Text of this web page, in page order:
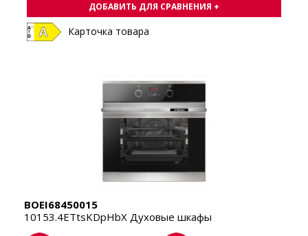
ДОБАВИТЬ ДЛЯ СРАВНЕНИЯ +
Карточка товара
BOEI68450015
10153.4ETtsKDpHbX Духовые шкафы